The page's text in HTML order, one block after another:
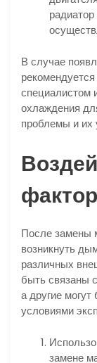
В случае
специалистом
охлаждения
проблемы и их
После замены
возникнуть
различных
быть связаны
а другие
условиями
замене